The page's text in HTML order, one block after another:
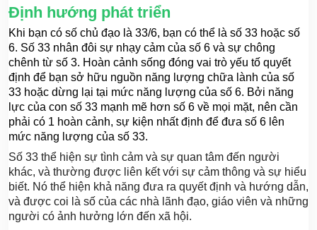
Định hướng phát triển
Khi bạn có số chủ đạo là 33/6, bạn có thể là số 33 hoặc số
6. Số 33 nhân đôi sự nhạy cảm của số 6 và sự chông
chênh từ số 3. Hoàn cảnh sống đóng vai trò yếu tố quyết
định để bạn sở hữu nguồn năng lượng chữa lành của số
33 hoặc dừng lại tại mức năng lượng của số 6. Bởi năng
lực của con số 33 mạnh mẽ hơn số 6 về mọi mặt, nên cần
phải có 1 hoàn cảnh, sự kiện nhất định để đưa số 6 lên
mức năng lượng của số 33.
Số 33 thể hiện sự tình cảm và sự quan tâm đến người
khác, và thường được liên kết với sự cảm thông và sự hiểu
biết. Nó thể hiện khả năng đưa ra quyết định và hướng dẫn,
và được coi là số của các nhà lãnh đạo, giáo viên và những
người có ảnh hưởng lớn đến xã hội.